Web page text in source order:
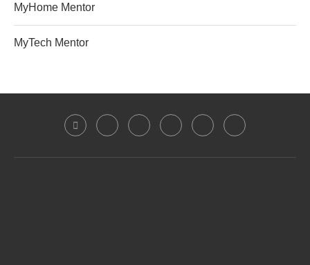
MyHome Mentor
MyTech Mentor